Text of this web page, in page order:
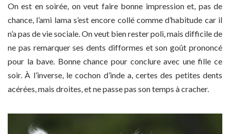
On est en soirée, on veut faire bonne impression et, pas de
chance, l’ami lama s’est encore collé comme d’habitude car il
n’a pas de vie sociale. On veut bien rester poli, mais difficile de
ne pas remarquer ses dents difformes et son goût prononcé
pour la bave. Bonne chance pour conclure avec une fille ce
soir. À l’inverse, le cochon d’inde a, certes des petites dents
acérées, mais droites, et ne passe pas son temps à cracher.